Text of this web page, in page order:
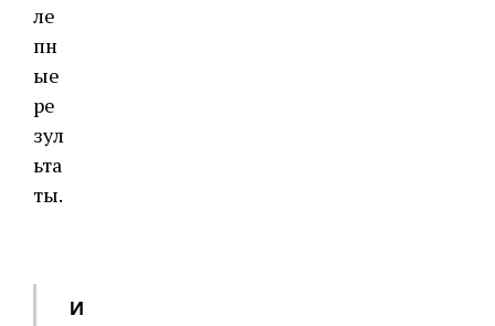
ле
пн
ые
ре
зул
ьта
ты.
И